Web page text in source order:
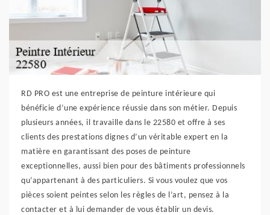
RD PRO est une entreprise de peinture intérieure qui
bénéficie d’une expérience réussie dans son métier. Depuis
plusieurs années, il travaille dans le 22580 et offre à ses
clients des prestations dignes d’un véritable expert en la
matière en garantissant des poses de peinture
exceptionnelles, aussi bien pour des bâtiments professionnels
qu’appartenant à des particuliers. Si vous voulez que vos
pièces soient peintes selon les règles de l’art, pensez à la
contacter et à lui demander de vous établir un devis.